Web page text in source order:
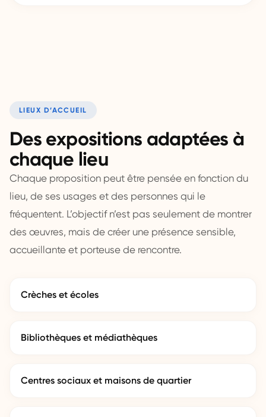
LIEUX D’ACCUEIL
Des expositions adaptées à
chaque lieu
Chaque proposition peut être pensée en fonction du
lieu, de ses usages et des personnes qui le
fréquentent. L’objectif n’est pas seulement de montrer
des œuvres, mais de créer une présence sensible,
accueillante et porteuse de rencontre.
Crèches et écoles
Bibliothèques et médiathèques
Centres sociaux et maisons de quartier